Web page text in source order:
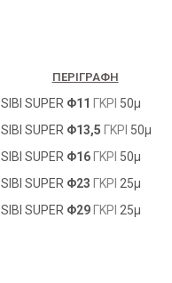
ΠΕΡΙΓΡΑΦΉ
SIBI SUPER Φ11 ΓΚΡΙ 50μ
SIBI SUPER Φ13,5 ΓΚΡΙ 50μ
SIBI SUPER Φ16ΓΚΡΙ 50μ
SIBI SUPER Φ23 ΓΚΡΙ 25μ
SIBI SUPER Φ29ΓΚΡΙ 25μ